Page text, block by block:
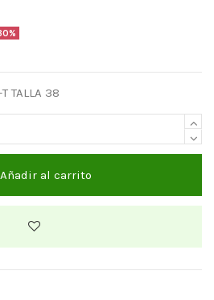
TALLA 38
Añadir al carrito